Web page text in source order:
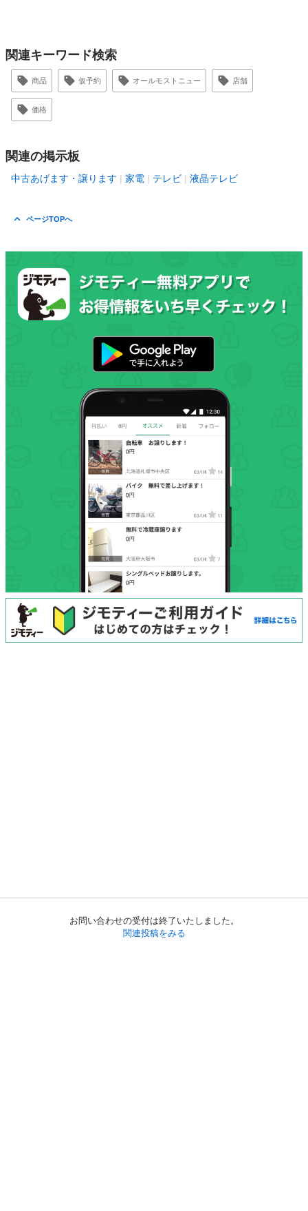
お問い合わせの受付は終了いたしました。
関連投稿をみる
関連キーワード検索
商品 仮予約 オールモストニュー 店舗
価格
関連の掲示板
中古あげます・譲ります 家電 テレビ 液晶テレビ
ページTOPへ